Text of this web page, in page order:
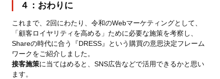
４：おわりに
これまで、2回にわたり、令和のWebマーケティングとして、
「顧客ロイヤリティを高める」ために必要な施策を考察し、
Shareの時代に合う『DRESS』という購買の意思決定フレーム
ワークをご紹介しました。
接客施策に当てはめると、SNS広告などで活用できるかと思い
ます。